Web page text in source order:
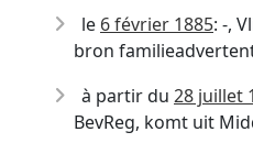
le 6 février 1885: -,
bron
à partir du 28 juillet
BevReg, komt uit